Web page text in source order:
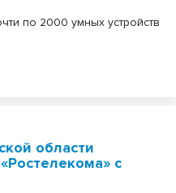
по 2000 умных устройств
области
с